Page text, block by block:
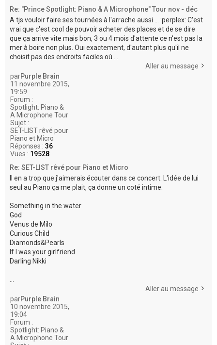
Re: "Prince Spotlight: Piano & A Microphone" Tour nov - déc
A tjs vouloir faire ses tournées à l'arrache aussi ... :perplex: C'est
vrai que c'est cool de pouvoir acheter des places et de se dire
que ça arrive vite mais bon, 3 ou 4 mois d'attente ce n'est pas la
mer à boire non plus. Oui exactement, d'autant plus qu'il ne
choisit pas des endroits faciles où ...
Aller au message
parPurple Brain
11 novembre 2015,
19:59
Forum :
Spotlight: Piano &
A Microphone Tour
Sujet :
SET-LIST rêvé pour
Piano et Micro
Réponses : 36
Vues : 19528
Re: SET-LIST rêvé pour Piano et Micro
Il en a trop que j'aimerais écouter dans ce concert. L'idée de lui
seul au Piano ça me plait, ça donne un coté intime:
Something in the water
God
Venus de Milo
Curious Child
Diamonds&Pearls
If I was your girlfriend
Darling Nikki
...
Aller au message
parPurple Brain
10 novembre 2015,
19:04
Forum :
Spotlight: Piano &
A Microphone Tour